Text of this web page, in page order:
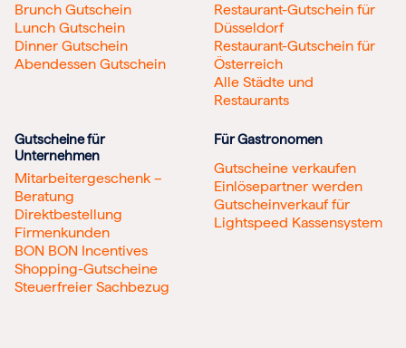
Brunch Gutschein
Lunch Gutschein
Dinner Gutschein
Abendessen Gutschein
Restaurant-Gutschein für
Düsseldorf
Restaurant-Gutschein für
Österreich
Alle Städte und
Restaurants
Gutscheine für
Unternehmen
Mitarbeitergeschenk –
Beratung
Direktbestellung
Firmenkunden
BON BON Incentives
Shopping-Gutscheine
Steuerfreier Sachbezug
Für Gastronomen
Gutscheine verkaufen
Einlösepartner werden
Gutscheinverkauf für
Lightspeed Kassensystem